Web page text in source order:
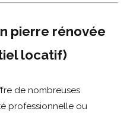
pierre rénovée
locatif)
de nombreuses
professionnelle ou